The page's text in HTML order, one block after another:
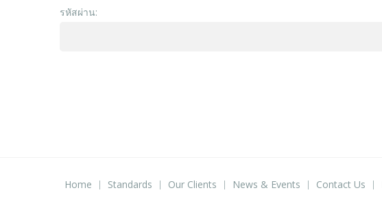
รหัสผ่าน:
Home Standards Our Clients News & Events Contact Us